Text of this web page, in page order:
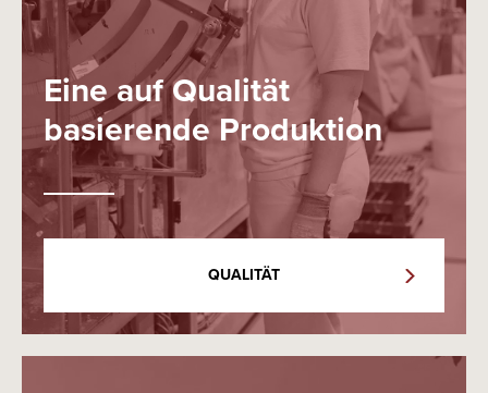
Eine auf Qualität
basierende Produktion
QUALITÄT